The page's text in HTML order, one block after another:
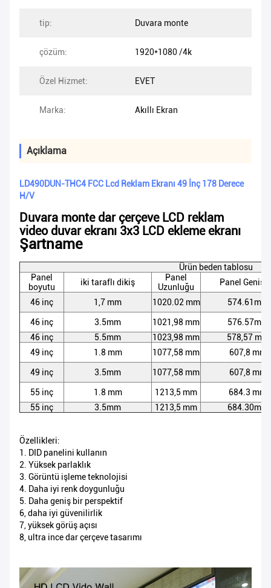
tip: Duvara monte
çözüm: 1920*1080 /4k
Özel Hizmet: EVET
Marka: Akıllı Ekran
Açıklama
LD490DUN-THC4 FCC Lcd Reklam Ekranı 49 İnç 178 Derece
H/V
Duvara monte dar çerçeve LCD reklam
video duvar ekranı 3x3 LCD ekleme ekranı
Şartname
Ürün beden tablosu
Panel
boyutu
iki taraflı dikiş
Panel
Uzunluğu
Panel
46 inç 1,7 mm 1020.02 mm 574.61mm
46 inç 3.5mm 1021,98 mm
576.57mm
46 inç
5.5mm 1023,98 mm
578,57 mm
49 inç
1.8 mm 1077,58 mm 607,8 mm
49 inç 3.5mm 1077,58 mm 607,8 mm
55 inç 1.8 mm 1213,5 mm
684.3 mm
55 inç
3.5mm 1213,5 mm 684.30mm
Özellikleri:
1. DID panelini kullanın
2. Yüksek parlaklık
3. Görüntü işleme teknolojisi
4. Daha iyi renk doygunluğu
5. Daha geniş bir perspektif
6, daha iyi güvenilirlik
7, yüksek görüş açısı
8, ultra ince dar çerçeve tasarımı